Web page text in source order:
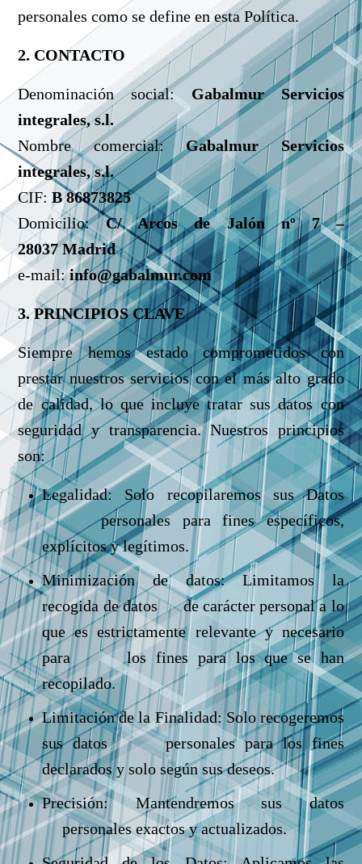
personales como se define en esta Política.
2. CONTACTO
Denominación social: Gabalmur Servicios
integrales, s.l.
Nombre comercial:Gabalmur Servicios
integrales, s.l.
CIF:B 86873825
Domicilio:C/ Arcos de Jalón nº 7 –
28037 Madrid
e-mail:info@gabalmur.com
3. PRINCIPIOS CLAVE
Siempre hemos estado comprometidos con
prestar nuestros servicios con el más alto grado
de calidad, lo que incluye tratar sus datos con
seguridad y transparencia. Nuestros principios
son:
Legalidad: Solo recopilaremos sus Datos
personales para fines específicos,
explícitos y legítimos.
Minimización de datos: Limitamos la
recogida de datos de carácter personal a lo
que es estrictamente relevante y necesario
para los fines para los que se han
recopilado.
Limitación de la Finalidad: Solo recogeremos
sus datos personales para los fines
declarados y solo según sus deseos.
Precisión: Mantendremos sus datos
personales exactos y actualizados.